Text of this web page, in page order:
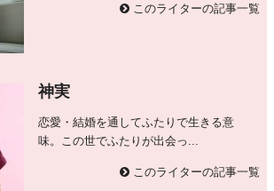
このライターの記事一覧
神実
恋愛・結婚を通してふたりで生きる意
味。この世でふたりが出会っ...
このライターの記事一覧